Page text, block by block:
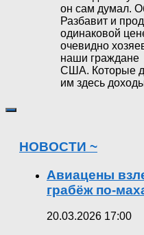
он сам думал.
Разбавит и
одинаковой
очевидно
наши
США. Которые
им здесь
НОВОСТИ ~
Авиацены
грабёж по-
20.03.2026 17:00